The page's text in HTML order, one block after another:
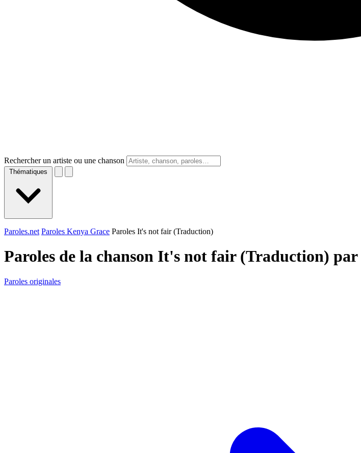
Rechercher un artiste ou une chanson
Thématiques
Paroles.net Paroles Kenya Grace Paroles It's not fair (Traduction)
Paroles de la chanson It's not fair (Traduction) par
Paroles originales